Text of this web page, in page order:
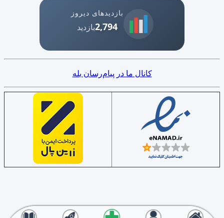
بازدیدهای دیروز
2,794بازدید
کانال ما در پیام‌رسان بله